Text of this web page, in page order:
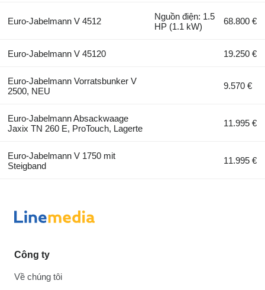
Euro-Jabelmann V 4512
Nguồn điện: 1.5
HP (1.1 kW)
68.800 €
Euro-Jabelmann V 45120 19.250 €
Euro-Jabelmann Vorratsbunker V
2500, NEU
9.570 €
Euro-Jabelmann Absackwaage
Jaxix TN 260 E, ProTouch, Lagerte
11.995 €
Euro-Jabelmann V 1750 mit
Steigband
11.995 €
Công ty
Về chúng tôi